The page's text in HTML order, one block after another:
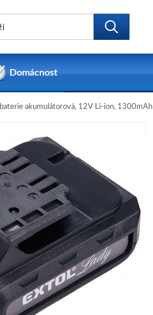
Domácnost
baterie akumulátorová, 12V Li-ion, 1300mAh